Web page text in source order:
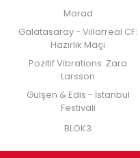
Morad
Galatasaray - Villarreal CF:
Hazırlık Maçı
Pozitif Vibrations: Zara
Larsson
Gülşen & Edis - İstanbul
Festivali
BLOK3